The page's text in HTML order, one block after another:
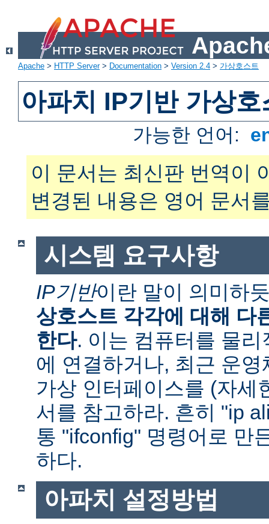
Apache > HTTP Server> Documentation > Version 2.4 > 가상호스트
아파치 IP기반 가상
가능한 언어:
이 문서는 최신판 번역이
변경된 내용은 영어 문서
시스템 요구사항
IP기반이란 말이 의미하
상호스트 각각에 대해 다
한다. 이는 컴퓨터를 물
에 연결하거나, 최근 운
가상 인터페이스를 (자세
서를 참고하라. 흔히 "ip
통 "ifconfig" 명령어로 만
하다.
아파치 설정방법